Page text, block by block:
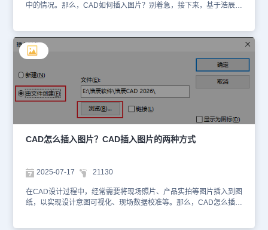
中的情况。那么，CAD如何插入图片？别着急，接下来，基于浩辰
像参照插入（1）选择光栅图像参照：在浩辰CAD中打开图纸文件
后，在软件顶部的菜单栏中，点击【插入】—【光栅图像参照】。
（2）选取图片：在【选择图像文件】对话框中，找到并选中要插入
的图片，然后点击【打开】按钮。（3）设置插入参数：在弹出的
【附着图像】对话框中，设置路径类型、缩放比例和旋转角度等参
数。（4）完成插入：设置好参数后，点击【确定】按钮，图片就会
按照指定的设置插入到CAD图纸中。方法2：复制/粘贴插入图片
（1）在电脑中选择需要用到的图片，按Ctrl+C复制。（2）打开浩辰
CAD软件，按Ctrl+V粘贴。（3）根据命令行提示指定插入点、缩放
比例和旋转角度。在浩辰CAD软件中，大家可以通过以上两种方法实
现CAD插入图片，既保持了原图的清晰度，又便于后续的编辑和排版
CAD怎么插入图片？CAD插入图片的两种方式
2025-07-17 21130
在CAD设计过程中，经常需要将现场照片、产品实拍等图片插入到图
纸，以实现设计意图可视化、现场数据校准等。那么，CAD怎么插入